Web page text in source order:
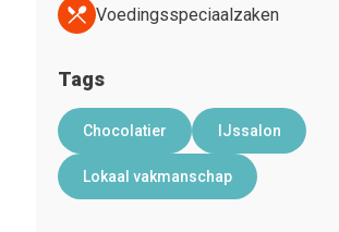
Voedingsspeciaalzaken
Tags
Chocolatier IJssalon
Lokaal vakmanschap